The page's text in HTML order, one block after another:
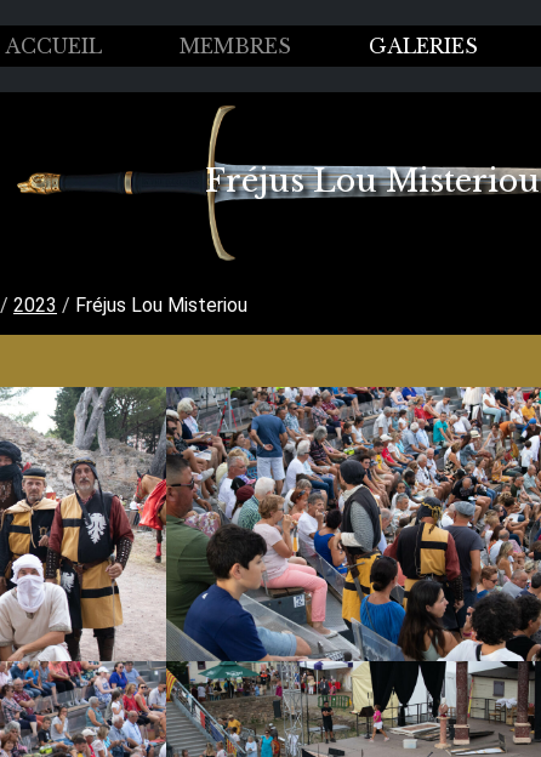
ACCUEIL MEMBRES GALERIES
Fréjus Lou Misteriou
/ 2023 / Fréjus Lou Misteriou